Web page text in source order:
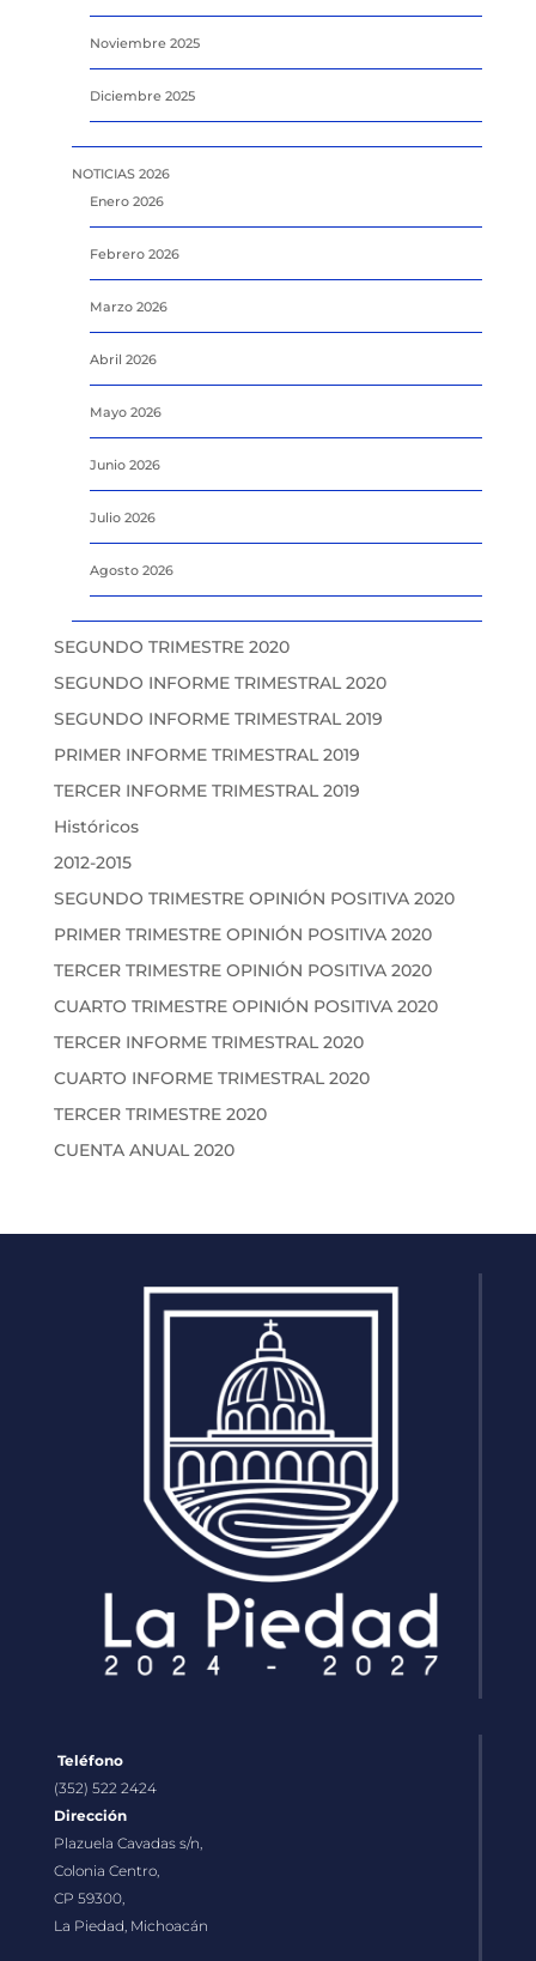
Noviembre 2025
Diciembre 2025
NOTICIAS 2026
Enero 2026
Febrero 2026
Marzo 2026
Abril 2026
Mayo 2026
Junio 2026
Julio 2026
Agosto 2026
SEGUNDO TRIMESTRE 2020
SEGUNDO INFORME TRIMESTRAL 2020
SEGUNDO INFORME TRIMESTRAL 2019
PRIMER INFORME TRIMESTRAL 2019
TERCER INFORME TRIMESTRAL 2019
Históricos
2012-2015
SEGUNDO TRIMESTRE OPINIÓN POSITIVA 2020
PRIMER TRIMESTRE OPINIÓN POSITIVA 2020
TERCER TRIMESTRE OPINIÓN POSITIVA 2020
CUARTO TRIMESTRE OPINIÓN POSITIVA 2020
TERCER INFORME TRIMESTRAL 2020
CUARTO INFORME TRIMESTRAL 2020
TERCER TRIMESTRE 2020
CUENTA ANUAL 2020
Teléfono
(352) 522 2424
Dirección
Plazuela Cavadas s/n,
Colonia Centro,
CP 59300,
La Piedad, Michoacán